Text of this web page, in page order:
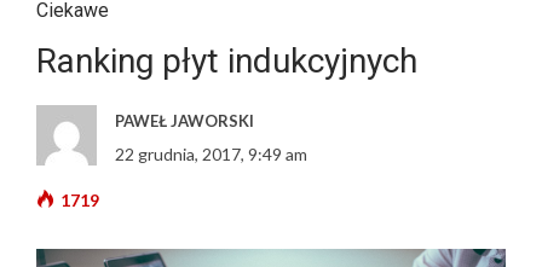
Ciekawe
Ranking płyt indukcyjnych
PAWEŁ JAWORSKI
22 grudnia, 2017, 9:49 am
1719